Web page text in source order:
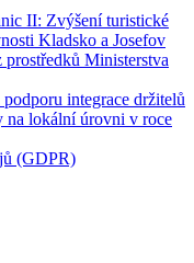
II: Zvýšení turistické
Kladsko a Josefov
Ministerstva
integrace držitelů
na lokální úrovni v roce
(GDPR)